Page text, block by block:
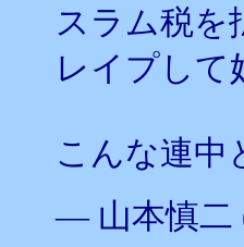
スラム税を
レイプして
こんな連中
— 山本慎二